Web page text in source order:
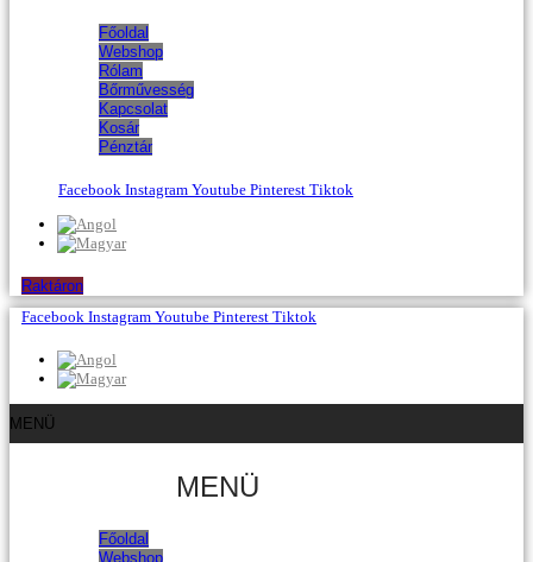
Főoldal
Webshop
Rólam
Bőrművesség
Kapcsolat
Kosár
Pénztár
Facebook Instagram Youtube Pinterest Tiktok
Raktáron
Facebook Instagram Youtube Pinterest Tiktok
MENÜ
MENÜ
Főoldal
Webshop